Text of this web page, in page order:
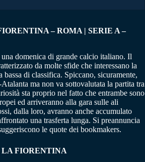
– ROMA | SERIE A –
domenica di grande calcio italiano. Il
da molte sfide che interessano la
bassa di classifica. Spiccano, sicuramente,
ma non va sottovalutata la partita tra
sta proprio nel fatto che entrambe sono
ed arriveranno alla gara sulle ali
dalla loro, avranno anche accumulato
una trasferta lunga. Si preannuncia
le quote dei bookmakers.
LA FIORENTINA